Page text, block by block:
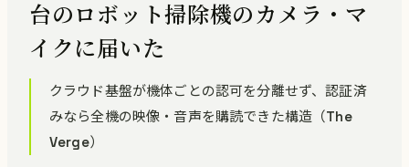
台のロボット掃除機のカメラ・マ
イクに届いた
クラウド基盤が機体ごとの認可を分離せず、認証済
みなら全機の映像・音声を購読できた構造（The
Verge）